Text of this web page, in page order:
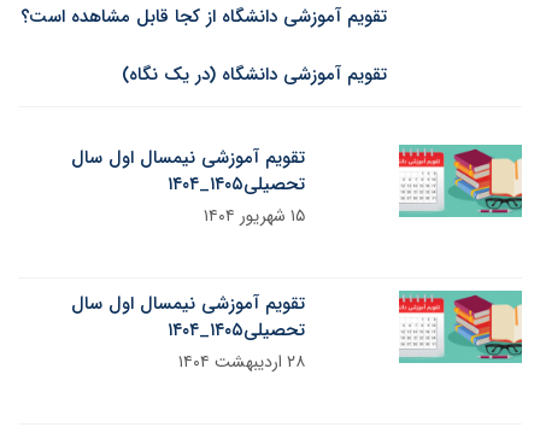
تقویم آموزشی دانشگاه از کجا قابل مشاهده است؟
تقویم آموزشی دانشگاه (در یک نگاه)
تقویم آموزشی نیمسال اول سال
تحصیلی۱۴۰۵_۱۴۰۴
۱۵ شهریور ۱۴۰۴
تقویم آموزشی نیمسال اول سال
تحصیلی۱۴۰۵_۱۴۰۴
۲۸ اردیبهشت ۱۴۰۴